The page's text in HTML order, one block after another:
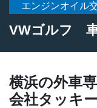
エンジンオイル
VWゴルフ
横浜の外車
会社タッキ